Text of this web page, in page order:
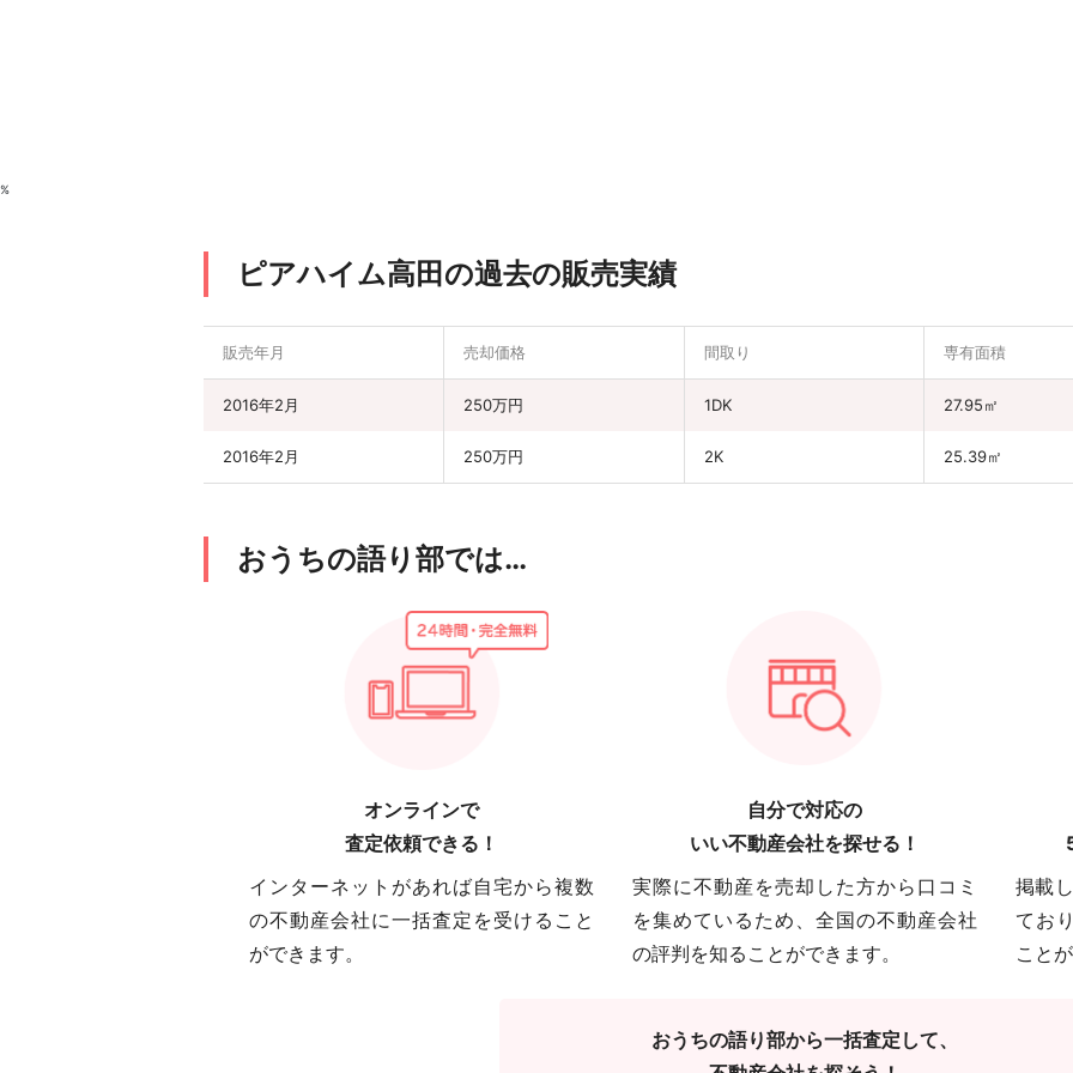
%
ピアハイム高田の過去の販売実績
販売年月 売却価格 間取り 専有面積
2016年2月 250万円 1DK 27.95㎡
2016年2月 250万円 2K 25.39㎡
おうちの語り部では…
オンラインで
査定依頼できる！
インターネットがあれば自宅から複数
の不動産会社に一括査定を受けること
ができます。
自分で対応の
いい不動産会社を探せる！
実際に不動産を売却した方から口コミ
を集めているため、全国の不動産会社
の評判を知ることができます。
掲載
てお
こと
おうちの語り部から一括査定して、